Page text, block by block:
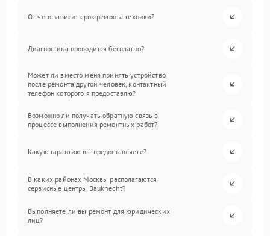
От чего зависит срок ремонта техники?
Диагностика проводится бесплатно?
Может ли вместо меня принять устройство
после ремонта другой человек, контактный
телефон которого я предоставлю?
Возможно ли получать обратную связь в
процессе выполнения ремонтных работ?
Какую гарантию вы предоставляете?
В каких районах Москвы располагаются
сервисные центры Bauknecht?
Выполняете ли вы ремонт для юридических
лиц?